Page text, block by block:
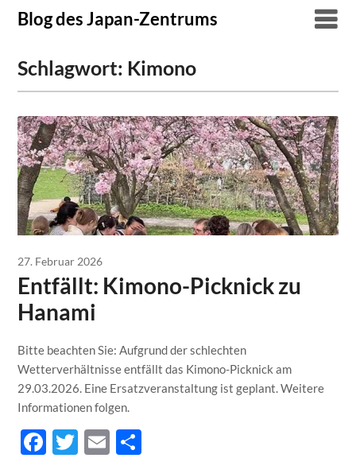
SkipBlog des Japan-Zentrums
Schlagwort: Kimono
27. Februar 2026
Entfällt: Kimono-Picknick zu
Hanami
Bitte beachten Sie: Aufgrund der schlechten
Wetterverhältnisse entfällt das Kimono-Picknick am
29.03.2026. Eine Ersatzveranstaltung ist geplant. Weitere
Informationen folgen.
Facebook
Twitter
Email